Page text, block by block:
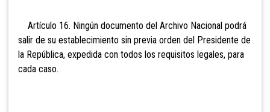
Artículo 16. Ningún documento del Archivo Nacional podrá
salir de su establecimiento sin previa orden del Presidente de
la República, expedida con todos los requisitos legales, para
cada caso.